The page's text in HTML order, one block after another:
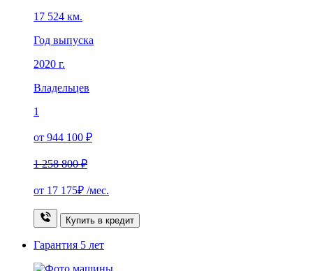
17 524 км.
Год выпуска
2020 г.
Владельцев
1
от 944 100 ₽
1 258 800 ₽
от 17 175₽ /мес.
Купить в кредит
Гарантия 5 лет